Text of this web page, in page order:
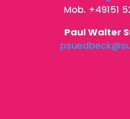
Mob. +49151
Paul Walter